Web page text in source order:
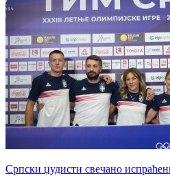
Српски џудисти свечано